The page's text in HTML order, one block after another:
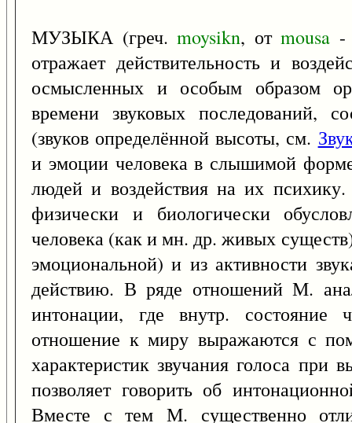
МУЗЫКА (греч. moysikn, от mousa -
отражает действительность и
осмысленных и особым образом
времени звуковых последований,
(звуков определённой высоты, см.
и эмоции человека в слышимой
людей и воздействия на их
физически и биологически
человека (как и мн. др. живых
эмоциональной) и из активности
действию. В ряде отношений М.
интонации, где внутр. состояние
отношение к миру выражаются с
характеристик звучания голоса при
позволяет говорить об
Вместе с тем М. существенно